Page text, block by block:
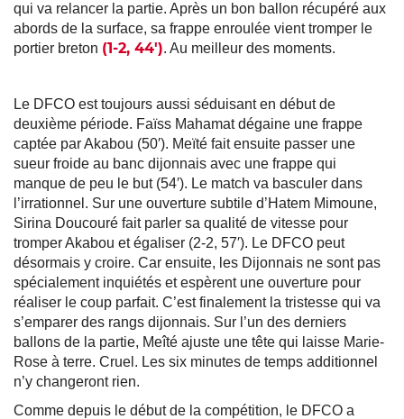
qui va relancer la partie. Après un bon ballon récupéré aux
abords de la surface, sa frappe enroulée vient tromper le
portier breton (1-2, 44′). Au meilleur des moments.
Le DFCO est toujours aussi séduisant en début de
deuxième période. Faïss Mahamat dégaine une frappe
captée par Akabou (50′). Meïté fait ensuite passer une
sueur froide au banc dijonnais avec une frappe qui
manque de peu le but (54′). Le match va basculer dans
l’irrationnel. Sur une ouverture subtile d’Hatem Mimoune,
Sirina Doucouré fait parler sa qualité de vitesse pour
tromper Akabou et égaliser (2-2, 57′). Le DFCO peut
désormais y croire. Car ensuite, les Dijonnais ne sont pas
spécialement inquiétés et espèrent une ouverture pour
réaliser le coup parfait. C’est finalement la tristesse qui va
s’emparer des rangs dijonnais. Sur l’un des derniers
ballons de la partie, Meîté ajuste une tête qui laisse Marie-
Rose à terre. Cruel. Les six minutes de temps additionnel
n’y changeront rien.
Comme depuis le début de la compétition, le DFCO a